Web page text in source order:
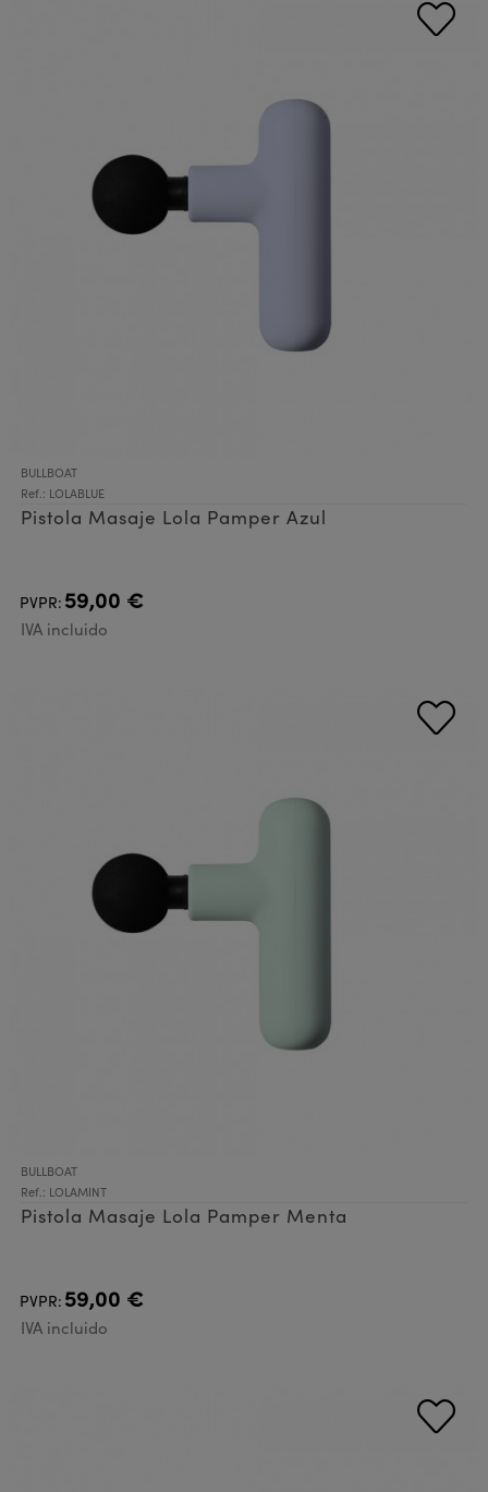
BULLBOAT
Ref.: LOLABLUE
Pistola Masaje Lola Pamper Azul
PVPR: 59,00 €
IVA incluido
BULLBOAT
Ref.: LOLAMINT
Pistola Masaje Lola Pamper Menta
PVPR: 59,00 €
IVA incluido